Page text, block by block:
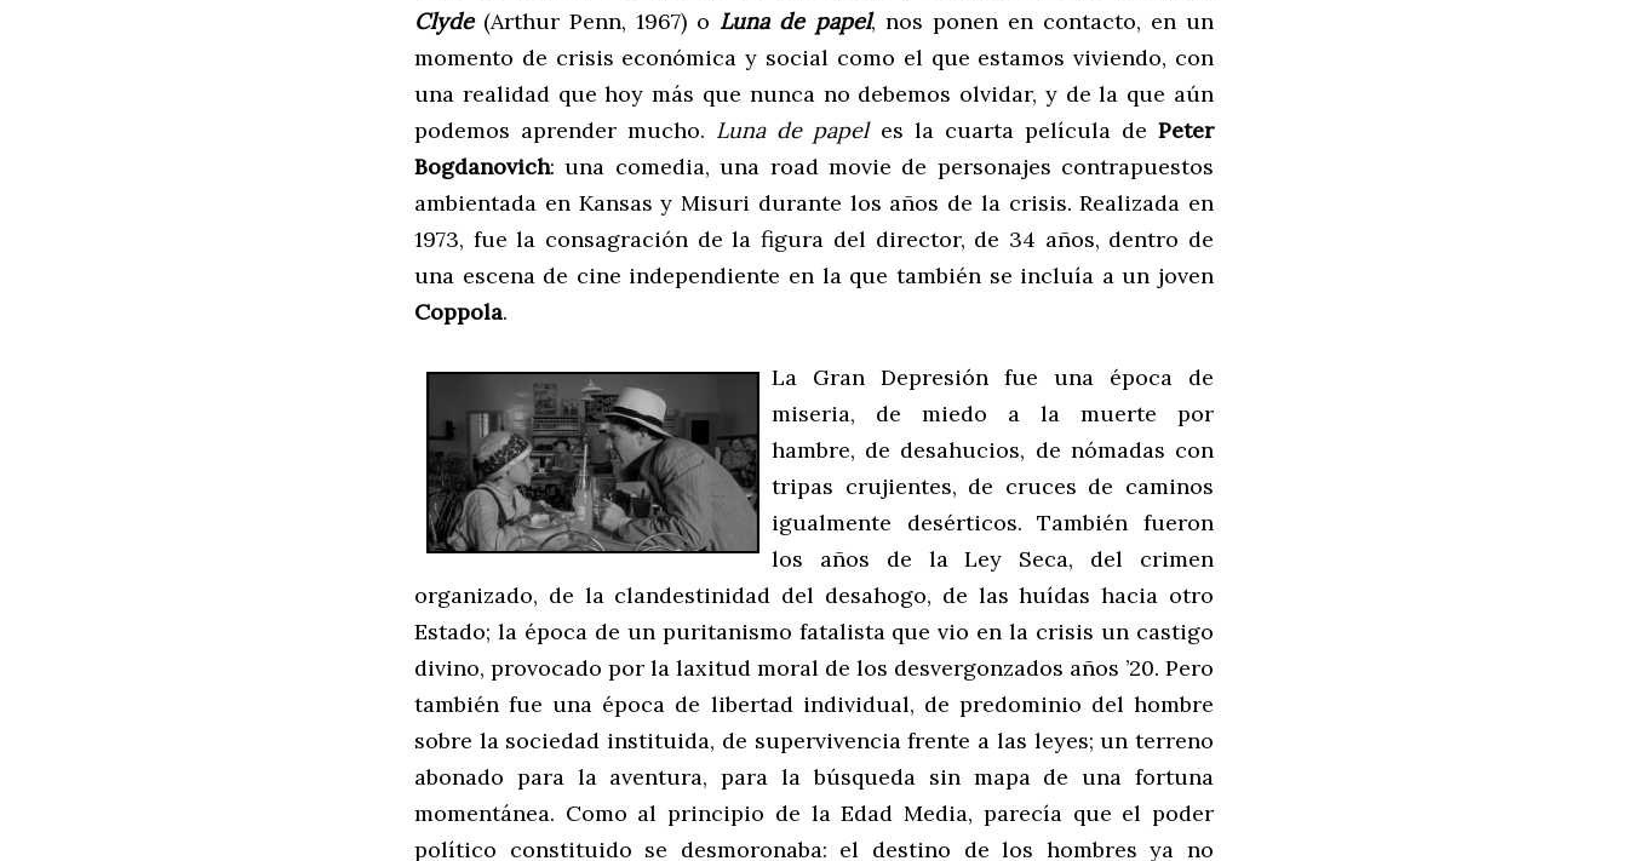
Clyde(Arthur Penn, 1967) o Luna de papel, nos ponen en contacto, en un
momento de crisis económica y social como el que estamos viviendo, con
una realidad que hoy más que nunca no debemos olvidar, y de la que aún
podemos aprender mucho. Luna de papeles la cuarta película dePeter
Bogdanovich: una comedia, una road movie de personajes contrapuestos
ambientada en Kansas y Misuri durante los años de la crisis. Realizada en
1973, fue la consagración de la figura del director, de 34 años, dentro de
una escena de cine independiente en la que también se incluía a un joven
Coppola.
La Gran Depresión fue una época de
miseria, de miedo a la muerte por
hambre, de desahucios, de nómadas con
tripas crujientes, de cruces de caminos
igualmente desérticos. También fueron
los años de la Ley Seca, del crimen
organizado, de la clandestinidad del desahogo, de las huídas hacia otro
Estado; la época de un puritanismo fatalista que vio en la crisis un castigo
divino, provocado por la laxitud moral de los desvergonzados años ’20. Pero
también fue una época de libertad individual, de predominio del hombre
sobre la sociedad instituida, de supervivencia frente a las leyes; un terreno
abonado para la aventura, para la búsqueda sin mapa de una fortuna
momentánea. Como al principio de la Edad Media, parecía que el poder
político constituido se desmoronaba: el destino de los hombres ya no